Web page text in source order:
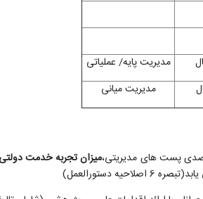
مدیریت پایه/ عملیاتی
مدیریت میانی
تصدی پست های مدیریتی،میزان تجربه خدمت دولتی
دستورالعمل)